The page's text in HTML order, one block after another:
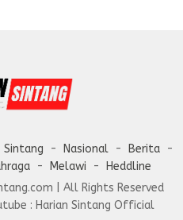
Sintang Nasional
Berita
Melawi
Heddline
| All Rights Reserved
: Harian Sintang Official